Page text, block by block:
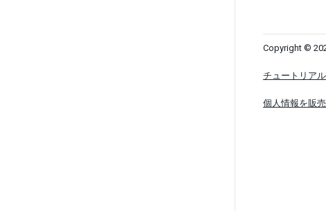
Copyright ©
チュートリアル
個人情報を販